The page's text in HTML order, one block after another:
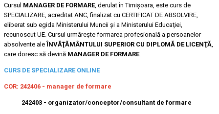
Cursul MANAGER DE FORMARE, derulat în Timişoara, este curs de
SPECIALIZARE, acreditat ANC, finalizat cu CERTIFICAT DE ABSOLVIRE,
eliberat sub egida Ministerului Muncii şi a Ministerului Educaţiei,
recunoscut UE. Cursul urmăreşte formarea profesională a persoanelor
absolvente ale ÎNVĂŢĂMÂNTULUI SUPERIOR CU DIPLOMĂ DE LICENŢĂ,
care doresc să devină MANAGER DE FORMARE.
CURS DE SPECIALIZARE ONLINE
COR: 242406 - manager de formare
242403 - organizator/conceptor/consultant de formare